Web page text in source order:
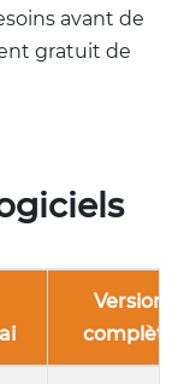
avant de
gratuit de
Version
complète